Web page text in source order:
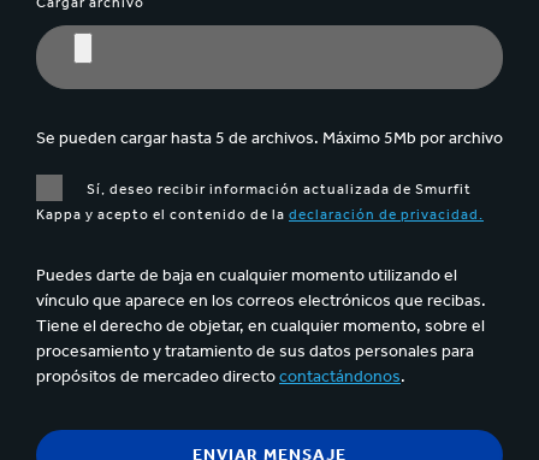
Se pueden cargar hasta 5 de archivos. Máximo 5Mb por archivo
Sí, deseo recibir información actualizada de Smurfit
Kappa y acepto el contenido de la declaración de privacidad.
Puedes darte de baja en cualquier momento utilizando el
vínculo que aparece en los correos electrónicos que recibas.
Tiene el derecho de objetar, en cualquier momento, sobre el
procesamiento y tratamiento de sus datos personales para
propósitos de mercadeo directocontactándonos.